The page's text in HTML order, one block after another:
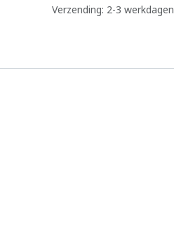
Verzending: 2-3 werkdagen